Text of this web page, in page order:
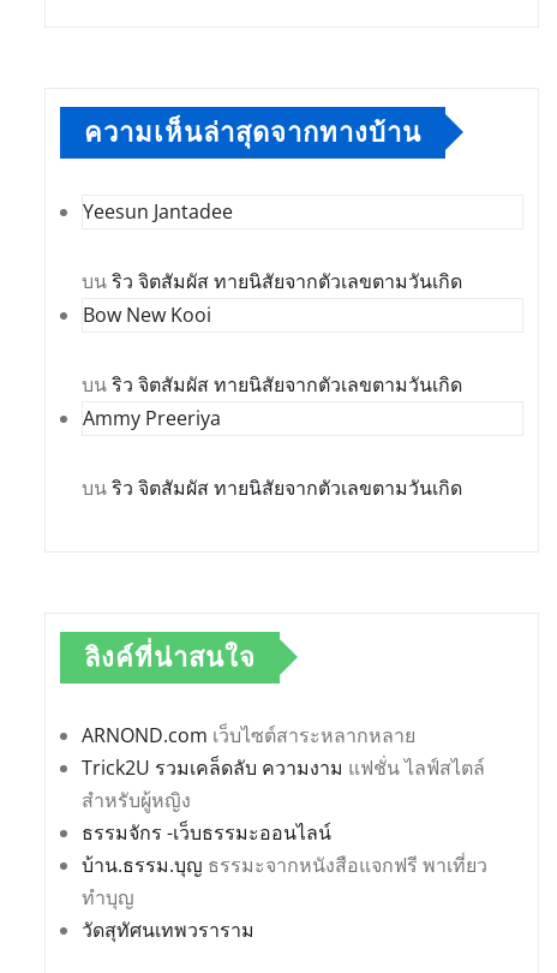
ความเห็นล่าสุดจากทางบ้าน
Yeesun Jantadee
บนริว จิตสัมผัส ทายนิสัยจากตัวเลขตามวันเกิด
Bow New Kooi
บนริว จิตสัมผัส ทายนิสัยจากตัวเลขตามวันเกิด
Ammy Preeriya
บนริว จิตสัมผัส ทายนิสัยจากตัวเลขตามวันเกิด
ลิงค์ที่น่าสนใจ
ARNOND.com เว็บไซต์สาระหลากหลาย
Trick2U รวมเคล็ดลับ ความงาม แฟชั่น ไลฟ์สไตล์
สำหรับผู้หญิง
ธรรมจักร -เว็บธรรมะออนไลน์
บ้าน.ธรรม.บุญ ธรรมะจากหนังสือแจกฟรี พาเที่ยว
ทำบุญ
วัดสุทัศนเทพวราราม